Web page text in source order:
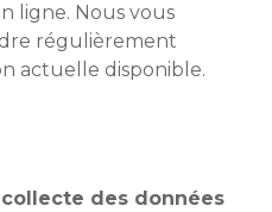
ligne. Nous vous
régulièrement
actuelle disponible.
collecte des données